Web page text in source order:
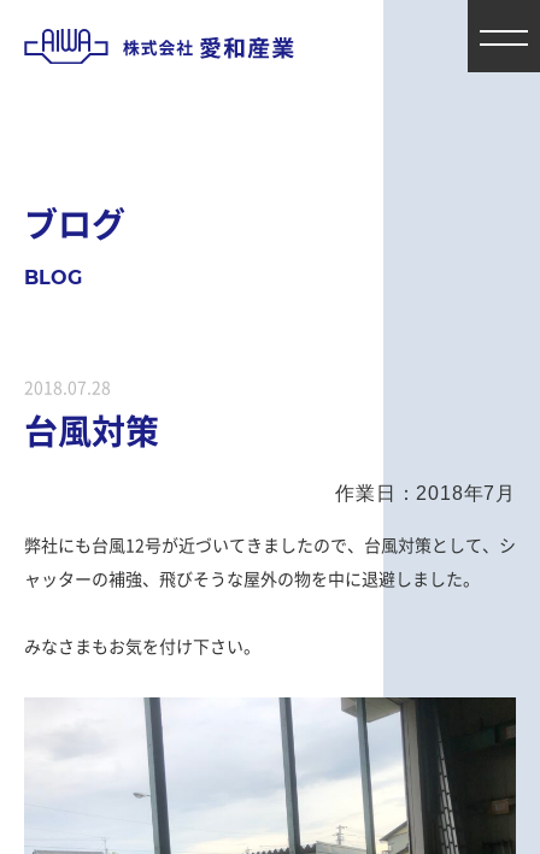
ブログ
BLOG
2018.07.28
台風対策
作業日：2018年7月
弊社にも台風12号が近づいてきましたので、台風対策として、シ
ャッターの補強、飛びそうな屋外の物を中に退避しました。
みなさまもお気を付け下さい。